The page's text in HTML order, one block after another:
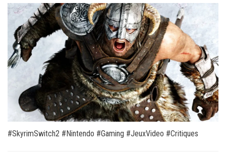
#SkyrimSwitch2 #Nintendo #Gaming #JeuxVideo #Critiques